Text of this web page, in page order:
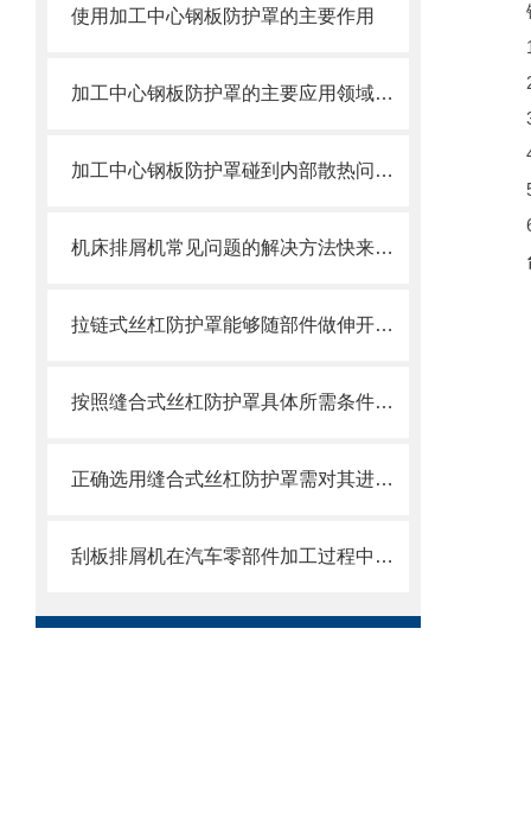
使用加工中心钢板防护罩的主要作用
加工中心钢板防护罩的主要应用领域和产品的主要特性
加工中心钢板防护罩碰到内部散热问题改怎么办？这篇文章告诉你
机床排屑机常见问题的解决方法快来看看吧！
拉链式丝杠防护罩能够随部件做伸开或压缩运动
按照缝合式丝杠防护罩具体所需条件定制
正确选用缝合式丝杠防护罩需对其进行风险评估
刮板排屑机在汽车零部件加工过程中的作用